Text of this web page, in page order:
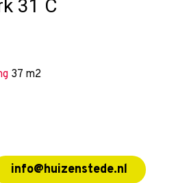
31 C
37 m2
info@huizenstede.nl